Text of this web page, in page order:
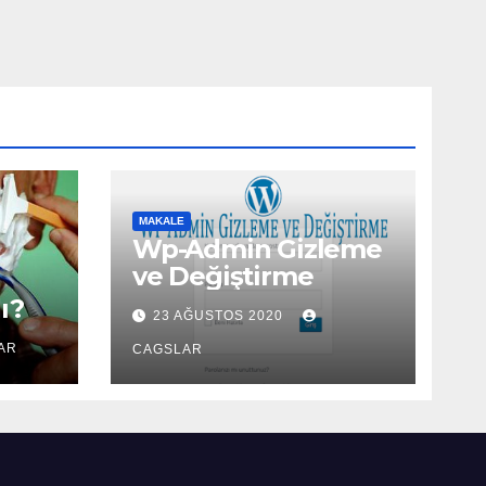
MAKALE
Wp-Admin Gizleme
ve Değiştirme
23 AĞUSTOS 2020
CAGSLAR